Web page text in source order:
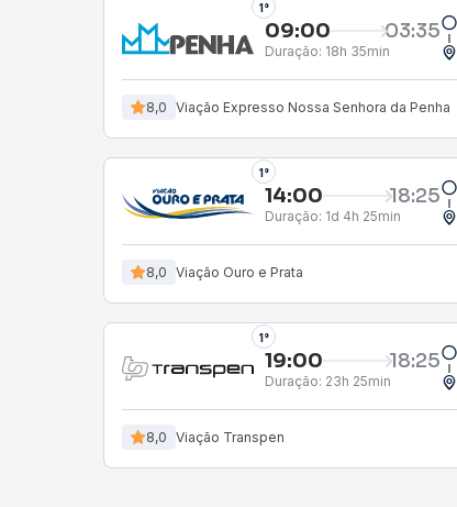
1°
09:00 03:35
Duração: 18h 35min
8,0 Viação Expresso Nossa Senhora da Penha
1°
14:00 18:25
Duração: 1d 4h 25min
8,0 Viação Ouro e Prata
1°
19:00 18:25
Duração: 23h 25min
8,0 Viação Transpen